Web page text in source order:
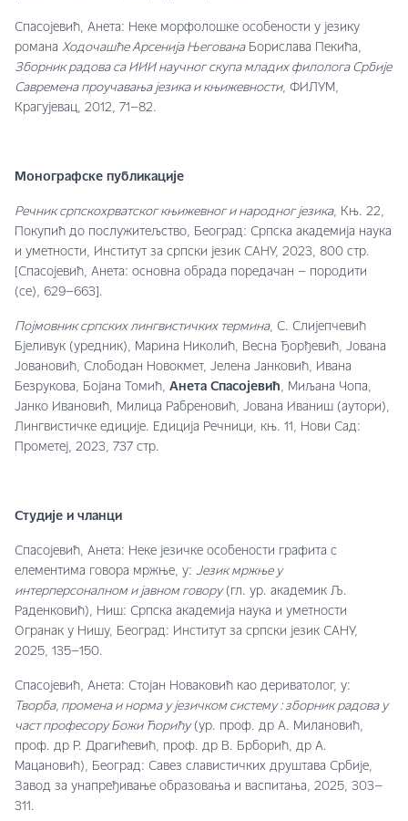
Спасојевић, Анета: Неке морфолошке особености у језику
романа Ходочашће Арсенија ЊегованаБорислава Пекића,
Зборник радова са ИИИ научног скупа младих филолога Србије
Савремена проучавања језика и књижевности, ФИЛУМ,
Крагујевац, 2012, 71–82.
Монографске публикације
Речник српскохрватског књижевног и народног језика, Књ. 22,
Покупић до послужитељство, Београд: Српска академија наука
и уметности, Институт за српски језик САНУ, 2023, 800 стр.
[Спасојевић, Анета: основна обрада поредачан – породити
(се), 629–663].
Појмовник српских лингвистичких термина, С. Слијепчевић
Бјеливук (уредник), Марина Николић, Весна Ђорђевић, Јована
Јовановић, Слободан Новокмет, Јелена Јанковић, Ивана
Безрукова, Бојана Томић, Анета Спасојевић, Миљана Чопа,
Јанко Ивановић, Милица Рабреновић, Јована Иваниш (аутори),
Лингвистичке едиције. Едиција Речници, књ. 11, Нови Сад:
Прометеј, 2023, 737 стр.
Студије и чланци
Спасојевић, Анета: Неке језичке особености графита с
елементима говора мржње, у: Језик мржње у
интерперсоналном и јавном говору(гл. ур. академик Љ.
Раденковић), Ниш: Српска академија наука и уметности
Огранак у Нишу, Београд: Институт за српски језик САНУ,
2025, 135–150.
Спасојевић, Анета: Стојан Новаковић као дериватолог, у:
Творба, промена и норма у језичком систему : зборник радова у
част професору Божи Ћорићу(ур. проф. др А. Милановић,
проф. др Р. Драгићевић, проф. др В. Брборић, др А.
Мацановић), Београд: Савез славистичких друштава Србије,
Завод за унапређивање образовања и васпитања, 2025, 303–
311.